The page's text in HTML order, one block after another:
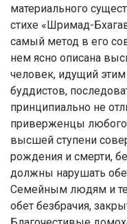
материального
стихе «Шримад-
самый метод в его
нем ясно описана
человек, идущий
буддистов,
принципиально не
приверженцы любого
высшей ступени
рождения и смерти,
должны нарушать
Семейным людям и
обет безбрачия,